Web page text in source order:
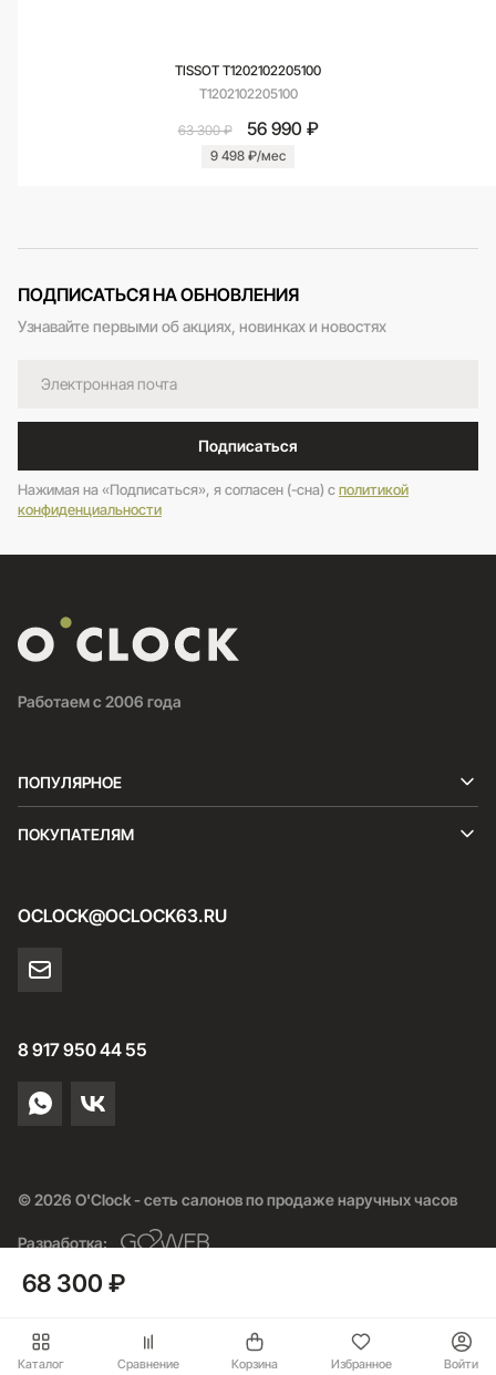
Каталог Сравнение Корзина Избранное Войти
TISSOT T1202102205100
T1202102205100
63 300 ₽ 56 990 ₽
9 498 ₽/мес
ПОДПИСАТЬСЯ НА ОБНОВЛЕНИЯ
Узнавайте первыми об акциях, новинках и новостях
Подписаться
Нажимая на «Подписаться», я согласен (-сна) cполитикой
конфиденциальности
Работаем с 2006 года
ПОПУЛЯРНОЕ
ПОКУПАТЕЛЯМ
OCLOCK@OCLOCK63.RU
8 917 950 44 55
© 2026 O'Clock - сеть салонов по продаже наручных часов
Разработка:
68 300 ₽